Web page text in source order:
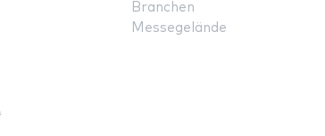
Branchen
Messegelände